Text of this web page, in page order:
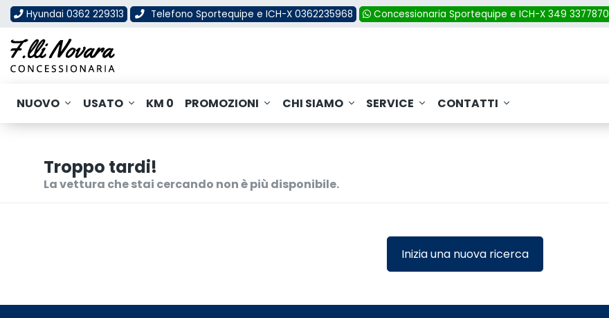
Hyundai 0362 229313 Telefono Sportequipe e ICH-X 0362235968 Concessionaria Sportequipe e ICH-X 349 3377870
NUOVO USATO KM 0 PROMOZIONI CHI SIAMO SERVICE CONTATTI
Troppo tardi!
La vettura che stai cercando non è più disponibile.
Inizia una nuova ricerca